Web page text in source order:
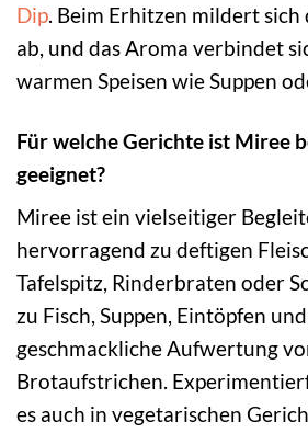
Dip. Beim Erhitzen mildert sich
ab, und das Aroma verbindet
warmen Speisen wie Suppen
Für welche Gerichte ist Miree
geeignet?
Miree ist ein vielseitiger
hervorragend zu deftigen
Tafelspitz, Rinderbraten oder
zu Fisch, Suppen, Eintöpfen
geschmackliche Aufwertung
Brotaufstrichen.
es auch in vegetarischen